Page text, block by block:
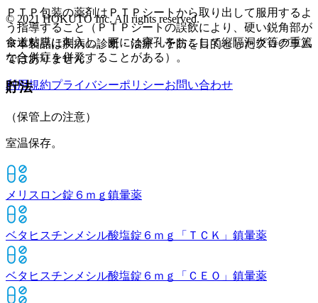
ＰＴＰ包装の薬剤はＰＴＰシートから取り出して服用するよ
う指導すること（ＰＴＰシートの誤飲により、硬い鋭角部が
食道粘膜に刺入し、更には穿孔をおこして縦隔洞炎等の重篤
な合併症を併発することがある）。
貯法
（保管上の注意）
室温保存。
メリスロン錠６ｍｇ 鎮暈薬
ベタヒスチンメシル酸塩錠６ｍｇ「ＴＣＫ」 鎮暈薬
ベタヒスチンメシル酸塩錠６ｍｇ「ＣＥＯ」 鎮暈薬
© 2021 HOKUTO Inc. All rights reserved.
※本製品は疾病の診断・治療・予防を目的としたプログラム
ではありません。
利用規約プライバシーポリシーお問い合わせ